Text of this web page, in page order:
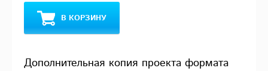
В КОРЗИНУ
Дополнительная копия проекта формата